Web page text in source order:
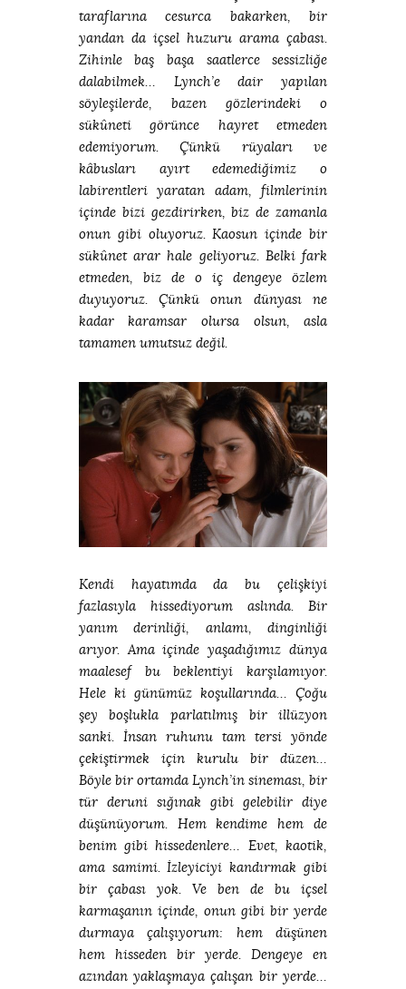
taraflarına cesurca bakarken, bir
yandan da içsel huzuru arama çabası.
Zihinle baş başa saatlerce sessizliğe
dalabilmek… Lynch’e dair yapılan
söyleşilerde, bazen gözlerindeki o
sükûneti görünce hayret etmeden
edemiyorum. Çünkü rüyaları ve
kâbusları ayırt edemediğimiz o
labirentleri yaratan adam, filmlerinin
içinde bizi gezdirirken, biz de zamanla
onun gibi oluyoruz. Kaosun içinde bir
sükûnet arar hale geliyoruz. Belki fark
etmeden, biz de o iç dengeye özlem
duyuyoruz. Çünkü onun dünyası ne
kadar karamsar olursa olsun, asla
tamamen umutsuz değil.
Kendi hayatımda da bu çelişkiyi
fazlasıyla hissediyorum aslında. Bir
yanım derinliği, anlamı, dinginliği
arıyor. Ama içinde yaşadığımız dünya
maalesef bu beklentiyi karşılamıyor.
Hele ki günümüz koşullarında… Çoğu
şey boşlukla parlatılmış bir illüzyon
sanki. İnsan ruhunu tam tersi yönde
çekiştirmek için kurulu bir düzen…
Böyle bir ortamda Lynch’in sineması, bir
tür deruni sığınak gibi gelebilir diye
düşünüyorum. Hem kendime hem de
benim gibi hissedenlere… Evet, kaotik,
ama samimi. İzleyiciyi kandırmak gibi
bir çabası yok. Ve ben de bu içsel
karmaşanın içinde, onun gibi bir yerde
durmaya çalışıyorum: hem düşünen
hem hisseden bir yerde. Dengeye en
azından yaklaşmaya çalışan bir yerde…